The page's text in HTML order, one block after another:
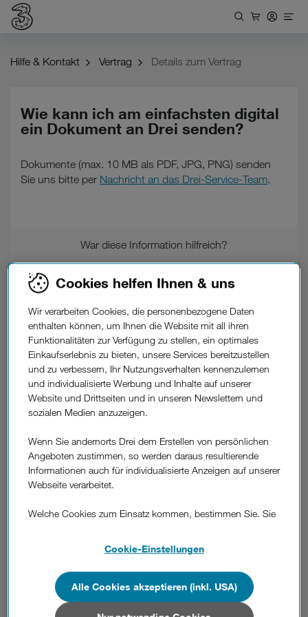
Hilfe & Kontakt Vertrag Details zum Vertrag
Wie kann ich am einfachsten digital
ein Dokument an Drei senden?
Dokumente (max. 10 MB als PDF, JPG, PNG) senden
Sie uns bitte per Nachricht an das Drei-Service-Team.
War diese Information hilfreich?
Feedback
Weitere
Fragen
aus
dem
Bereich
"Details
zum
Vertrag"
Was ist das Kundenkennwort und wo finde
ich es?
Wie ändere ich mein Kundenkennwort?
Kundenkennwort vergessen habe?
Wo finde ich meine Kundennummer?
(Bindefrist/Mindestvertragsdauer)?
Was passiert nach Ablauf der
Cookies helfen Ihnen & uns
Wir verarbeiten Cookies, die personenbezogene Daten
enthalten können, um Ihnen die Website mit all ihren
Funktionalitäten zur Verfügung zu stellen, ein optimales
Einkaufserlebnis zu bieten, unsere Services bereitzustellen
und zu verbessern, Ihr Nutzungsverhalten kennenzulernen
und individualisierte Werbung und Inhalte auf unserer
Website und Drittseiten und in unseren Newslettern und
sozialen Medien anzuzeigen.
Wenn Sie andernorts Drei dem Erstellen von persönlichen
Angeboten zustimmen, so werden daraus resultierende
Informationen auch für individualisierte Anzeigen auf unserer
Webseite verarbeitet.
Welche Cookies zum Einsatz kommen, bestimmen Sie. Sie
Wenn Sie allen Cookies zustimmen, werden auch Cookies
von Drittanbietern verarbeitet, die Ihre Daten in Ländern
Cookie-Einstellungen
Alle Cookies akzeptieren (inkl. USA)